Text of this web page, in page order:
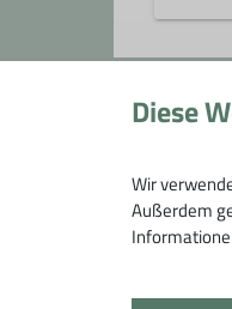
Gruppe
Diese
Wir
Außerdem